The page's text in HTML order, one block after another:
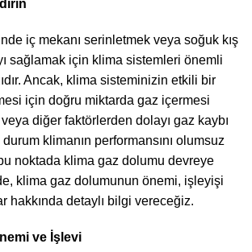
iç mekanı serinletmek veya soğuk kış
sağlamak için klima sistemleri önemli
Ancak, klima sisteminizin etkili bir
için doğru miktarda gaz içermesi
diğer faktörlerden dolayı gaz kaybı
klimanın performansını olumsuz
noktada klima gaz dolumu devreye
klima gaz dolumunun önemi, işleyişi
hakkında detaylı bilgi vereceğiz.
ve İşlevi